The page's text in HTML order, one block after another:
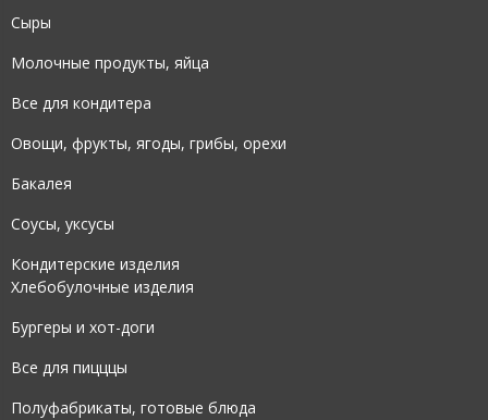
Сыры
Молочные продукты, яйца
Все для кондитера
Овощи, фрукты, ягоды, грибы, орехи
Бакалея
Соусы, уксусы
Кондитерские изделия
Хлебобулочные изделия
Бургеры и хот-доги
Все для пицццы
Полуфабрикаты, готовые блюда